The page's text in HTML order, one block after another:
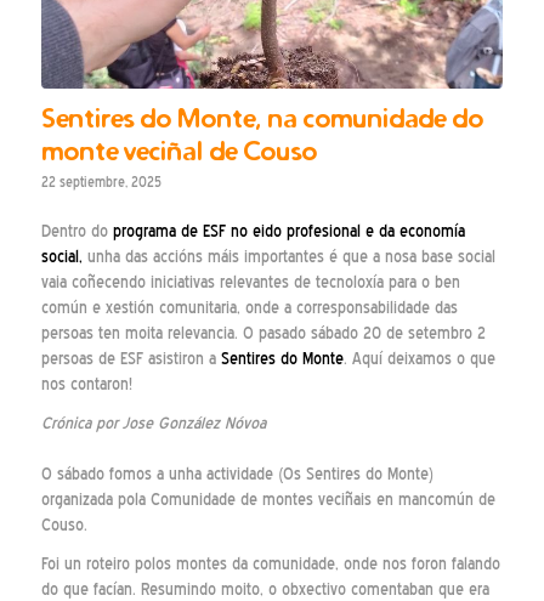
Sentires do Monte, na comunidade do
monte veciñal de Couso
22 septiembre, 2025
Dentro doprograma de ESF no eido profesional e da economía
social, unha das accións máis importantes é que a nosa base social
vaia coñecendo iniciativas relevantes de tecnoloxía para o ben
común e xestión comunitaria, onde a corresponsabilidade das
persoas ten moita relevancia. O pasado sábado 20 de setembro 2
persoas de ESF asistiron a Sentires do Monte. Aquí deixamos o que
nos contaron!
Crónica por Jose González Nóvoa
O sábado fomos a unha actividade (Os Sentires do Monte)
organizada pola Comunidade de montes veciñais en mancomún de
Couso.
Foi un roteiro polos montes da comunidade, onde nos foron falando
do que facían. Resumindo moito, o obxectivo comentaban que era